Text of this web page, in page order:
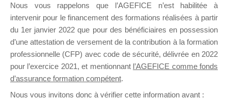
Ce groupe est destiné aux Organismes de
Formation qui souhaitent répondre à l’Appel à
Propositions Mallette du Dirigeant.
Nous vous rappelons que l’AGEFICE n’est habilitée à
intervenir pour le financement des formations réalisées à partir
du 1er janvier 2022 que pour des bénéficiaires en possession
d’une attestation de versement de la contribution à la formation
professionnelle (CFP) avec code de sécurité, délivrée en 2022
pour l’exercice 2021, et mentionnant l’AGEFICE comme fonds
d’assurance formation compétent.
Nous vous invitons donc à vérifier cette information avant :